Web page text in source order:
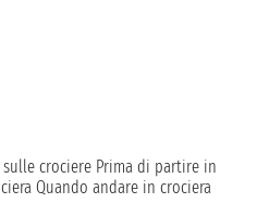
crociere Prima di partire in
Quando andare in crociera